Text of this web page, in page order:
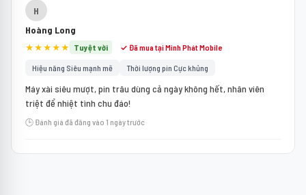
H
Hoàng Long
★★★★★ Tuyệt vời ✓ Đã mua tại Minh Phát Mobile
Hiệu năng Siêu mạnh mẽ Thời lượng pin Cực khủng
Máy xài siêu mượt, pin trâu dùng cả ngày không hết, nhân viên
triệt để nhiệt tình chu đáo!
🕒 Đánh giá đã đăng vào 1 ngày trước